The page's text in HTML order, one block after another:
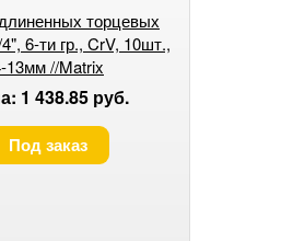
торцевых
6-ти гр., CrV, 10шт.,
13мм //Matrix
1 438.85 руб.
Под заказ